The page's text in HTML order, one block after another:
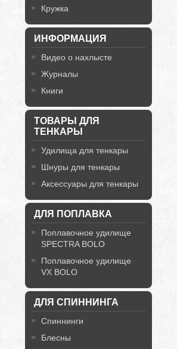
Кружка
ИНФОРМАЦИЯ
Видео о нахлысте
Журналы
Книги
ТОВАРЫ ДЛЯ
ТЕНКАРЫ
Удилища для тенкары
Шнуры для тенкары
Аксессуары для тенкары
ДЛЯ ПОПЛАВКА
Поплавочное удилище
SPECTRA BOLO
Поплавочное удилище
VX BOLO
ДЛЯ СПИННИНГА
Спиннинги
Блесны